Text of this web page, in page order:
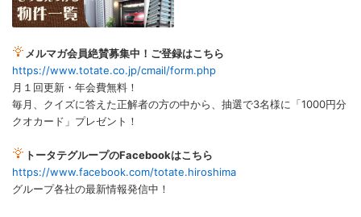
メルマガ会員絶賛募集中！ご登録はこちら
https://www.totate.co.jp/cmail/form.php
月１回更新・年会費無料！
毎月、クイズに答えた正解者の方の中から、抽選で3名様に「1000円分
クオカード」プレゼント！
トータテグループのFacebookはこちら
https://www.facebook.com/totate.hiroshima
グループ各社の最新情報発信中！